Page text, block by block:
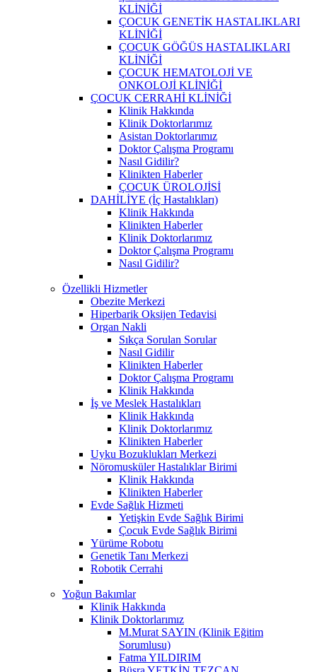
KLİNİĞİ
ÇOCUK GENETİK HASTALIKLARI
KLİNİĞİ
ÇOCUK GÖĞÜS HASTALIKLARI
KLİNİĞİ
ÇOCUK HEMATOLOJİ VE
ONKOLOJİ KLİNİĞİ
ÇOCUK CERRAHİ KLİNİĞİ
Klinik Hakkında
Klinik Doktorlarımız
Asistan Doktorlarımız
Doktor Çalışma Programı
Nasıl Gidilir?
Klinikten Haberler
ÇOCUK ÜROLOJİSİ
DAHİLİYE (İç Hastalıkları)
Klinik Hakkında
Klinikten Haberler
Klinik Doktorlarımız
Doktor Çalışma Programı
Nasıl Gidilir?
Özellikli Hizmetler
Obezite Merkezi
Hiperbarik Oksijen Tedavisi
Organ Nakli
Sıkça Sorulan Sorular
Nasıl Gidilir
Klinikten Haberler
Doktor Çalışma Programı
Klinik Hakkında
İş ve Meslek Hastalıkları
Klinik Hakkında
Klinik Doktorlarımız
Klinikten Haberler
Uyku Bozuklukları Merkezi
Nöromusküler Hastalıklar Birimi
Klinik Hakkında
Klinikten Haberler
Evde Sağlık Hizmeti
Yetişkin Evde Sağlık Birimi
Çocuk Evde Sağlık Birimi
Yürüme Robotu
Genetik Tanı Merkezi
Robotik Cerrahi
Yoğun Bakımlar
Klinik Hakkında
Klinik Doktorlarımız
M.Murat SAYIN (Klinik Eğitim
Sorumlusu)
Fatma YILDIRIM